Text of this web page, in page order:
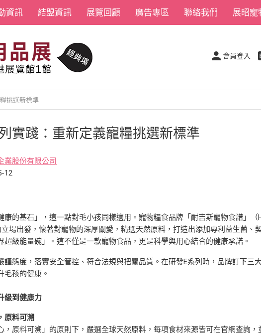
資訊 結盟資訊 展覽回顧 廣告專區 聯絡我們 展昭寵
會員登入
挑選新標準
實踐：重新定義寵糧挑選新標準
業股份有限公司
12
康的基石」，這一點對毛小孩同樣適用。寵物糧食品牌「耐吉斯寵物食譜」（
場出發，懷著對寵物的深厚關愛，精選天然原料，打造出添加專利益生菌、
超級能量碗」。這不僅是一款寵物食品，更是科學與用心結合的健康承諾。
謹態度，落實安全管控、符合法規與把關品質。在研發E系列時，品牌訂下三
毛孩的健康。
級到健康力
原料可溯
，原料可溯」的原則下，嚴選全球天然原料，每項食材來源皆可在官網查詢，